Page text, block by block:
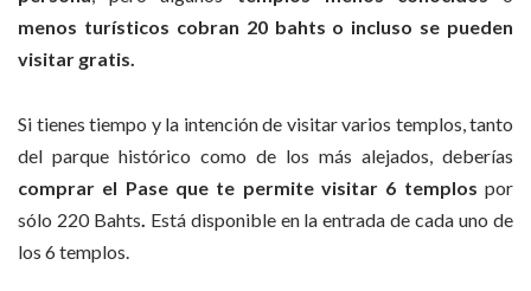
menos turísticos cobran 20 bahts o incluso se pueden
visitar gratis.
Si tienes tiempo y la intención de visitar varios templos, tanto
del parque histórico como de los más alejados, deberías
comprar el Pase que te permite visitar 6 templos por
sólo 220 Bahts Está disponible en la entrada de cada uno de
los 6 templos.